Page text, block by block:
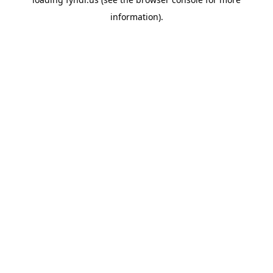
information).